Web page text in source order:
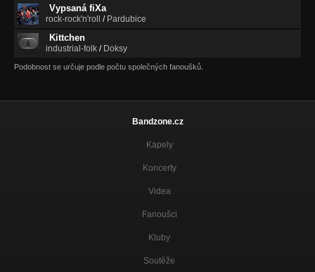
Vypsaná fiXa
rock-rock'n'roll / Pardubice
Kittchen
industrial-folk / Doksy
Podobnost se určuje podle počtu společných fanoušků.
Bandzone.cz
Kapely
Koncerty
Videa
Fanoušci
Kluby
Soutěže